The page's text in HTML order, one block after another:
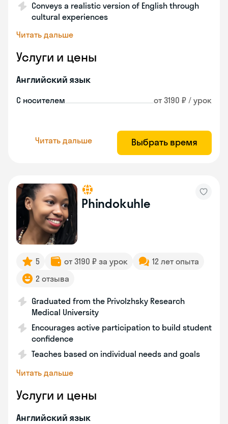
Conveys a realistic version of English through
cultural experiences
Читать дальше
Услуги и цены
Английский язык
С носителем от 3190 ₽ / урок
Читать дальше Выбрать время
Phindokuhle
5 от 3190 ₽ за урок
12 лет опыта
2 отзыва
Graduated from the Privolzhsky Research
Medical University
Encourages active participation to build student
confidence
Teaches based on individual needs and goals
Читать дальше
Услуги и цены
Английский язык